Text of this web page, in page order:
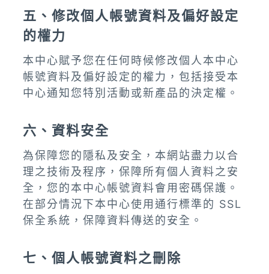
五、修改個人帳號資料及偏好設定
的權力
本中心賦予您在任何時候修改個人本中心
帳號資料及偏好設定的權力，包括接受本
中心通知您特別活動或新產品的決定權。
六、資料安全
為保障您的隱私及安全，本網站盡力以合
理之技術及程序，保障所有個人資料之安
全，您的本中心帳號資料會用密碼保護。
在部分情況下本中心使用通行標準的 SSL
保全系統，保障資料傳送的安全。
七、個人帳號資料之刪除